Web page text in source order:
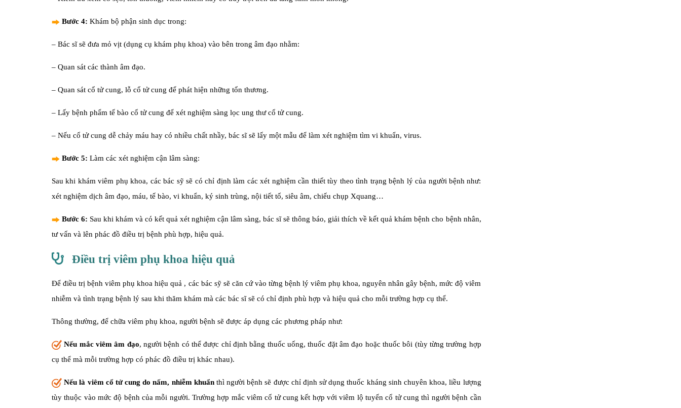
Bước 4: Khám bộ phận sinh dục trong:
– Bác sĩ sẽ đưa mỏ vịt (dụng cụ khám phụ khoa) vào bên trong âm đạo nhằm:
– Quan sát các thành âm đạo.
– Quan sát cổ tử cung, lỗ cổ tử cung để phát hiện những tổn thương.
– Lấy bệnh phẩm tế bào cổ tử cung để xét nghiệm sàng lọc ung thư cổ tử cung.
– Nếu cổ tử cung dễ chảy máu hay có nhiều chất nhầy, bác sĩ sẽ lấy một mẫu để làm xét nghiệm tìm vi khuẩn, virus.
Bước 5: Làm các xét nghiệm cận lâm sàng:
Sau khi khám viêm phụ khoa, các bác sỹ sẽ có chỉ định làm các xét nghiệm cần thiết tùy theo tình trạng bệnh lý của người bệnh như:
xét nghiệm dịch âm đạo, máu, tế bào, vi khuẩn, ký sinh trùng, nội tiết tố, siêu âm, chiếu chụp Xquang…
Bước 6: Sau khi khám và có kết quả xét nghiệm cận lâm sàng, bác sĩ sẽ thông báo, giải thích về kết quả khám bệnh cho bệnh nhân,
tư vấn và lên phác đồ điều trị bệnh phù hợp, hiệu quả.
Điều trị viêm phụ khoa hiệu quả
Để điều trị bệnh viêm phụ khoa hiệu quả , các bác sỹ sẽ căn cứ vào từng bệnh lý viêm phụ khoa, nguyên nhân gây bệnh, mức độ viêm
nhiễm và tình trạng bệnh lý sau khi thăm khám mà các bác sĩ sẽ có chỉ định phù hợp và hiệu quả cho mỗi trường hợp cụ thể.
Thông thường, để chữa viêm phụ khoa, người bệnh sẽ được áp dụng các phương pháp như:
Nếu mắc viêm âm đạo, người bệnh có thể được chỉ định bằng thuốc uống, thuốc đặt âm đạo hoặc thuốc bôi (tùy từng trường hợp
cụ thể mà mỗi trường hợp có phác đồ điều trị khác nhau).
Nếu là viêm cổ tử cung do nấm, nhiễm khuẩnthì người bệnh sẽ được chỉ định sử dụng thuốc kháng sinh chuyên khoa, liều lượng
tùy thuộc vào mức độ bệnh của mỗi người. Trường hợp mắc viêm cổ tử cung kết hợp với viêm lộ tuyến cổ tử cung thì người bệnh cần